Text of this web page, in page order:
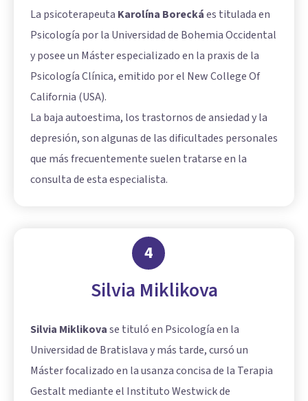
La psicoterapeuta Karolína Boreckáes titulada en
Psicología por la Universidad de Bohemia Occidental
y posee un Máster especializado en la praxis de la
Psicología Clínica, emitido por el New College Of
California (USA).
La baja autoestima, los trastornos de ansiedad y la
depresión, son algunas de las dificultades personales
que más frecuentemente suelen tratarse en la
consulta de esta especialista.
4
Silvia Miklikova
Silvia Miklikovase tituló en Psicología en la
Universidad de Bratislava y más tarde, cursó un
Máster focalizado en la usanza concisa de la Terapia
Gestalt mediante el Instituto Westwick de